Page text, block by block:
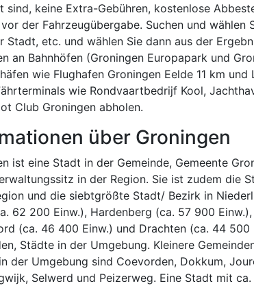
sind, keine Extra-Gebühren, kostenlose
der Fahrzeugübergabe. Suchen und wählen
Stadt, etc. und wählen Sie dann aus der
an Bahnhöfen (Groningen Europapark und
wie Flughafen Groningen Eelde 11 km
wie Rondvaartbedrijf Kool,
Club Groningen abholen.
über Groningen
ist eine Stadt in der Gemeinde, Gemeente
in der Region. Sie ist zudem die
und die siebtgrößte Stadt/ Bezirk in
62 200 Einw.), Hardenberg (ca. 57 900
(ca. 46 400 Einw.) und Drachten (ca. 44
Städte in der Umgebung. Kleinere
der Umgebung sind Coevorden, Dokkum,
Selwerd und Peizerweg. Eine Stadt mit